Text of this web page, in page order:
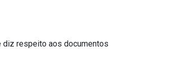
diz respeito aos documentos